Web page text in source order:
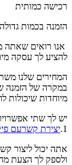
רכישה כמותית
הזמנה בכמות
אנו רואים שאתה
להציע לך עסקה
המחירים שלנו
מיוחדות שיכולות
יש לך שתי
1. יצירת קשרעם
אתה יכול ליצור
ולספק לך הצעת